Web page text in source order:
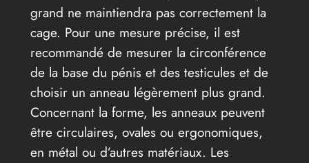
grand ne maintiendra pas correctement la
cage. Pour une mesure précise, il est
recommandé de mesurer la circonférence
de la base du pénis et des testicules et de
choisir un anneau légèrement plus grand.
Concernant la forme, les anneaux peuvent
être circulaires, ovales ou ergonomiques,
en métal ou d’autres matériaux. Les